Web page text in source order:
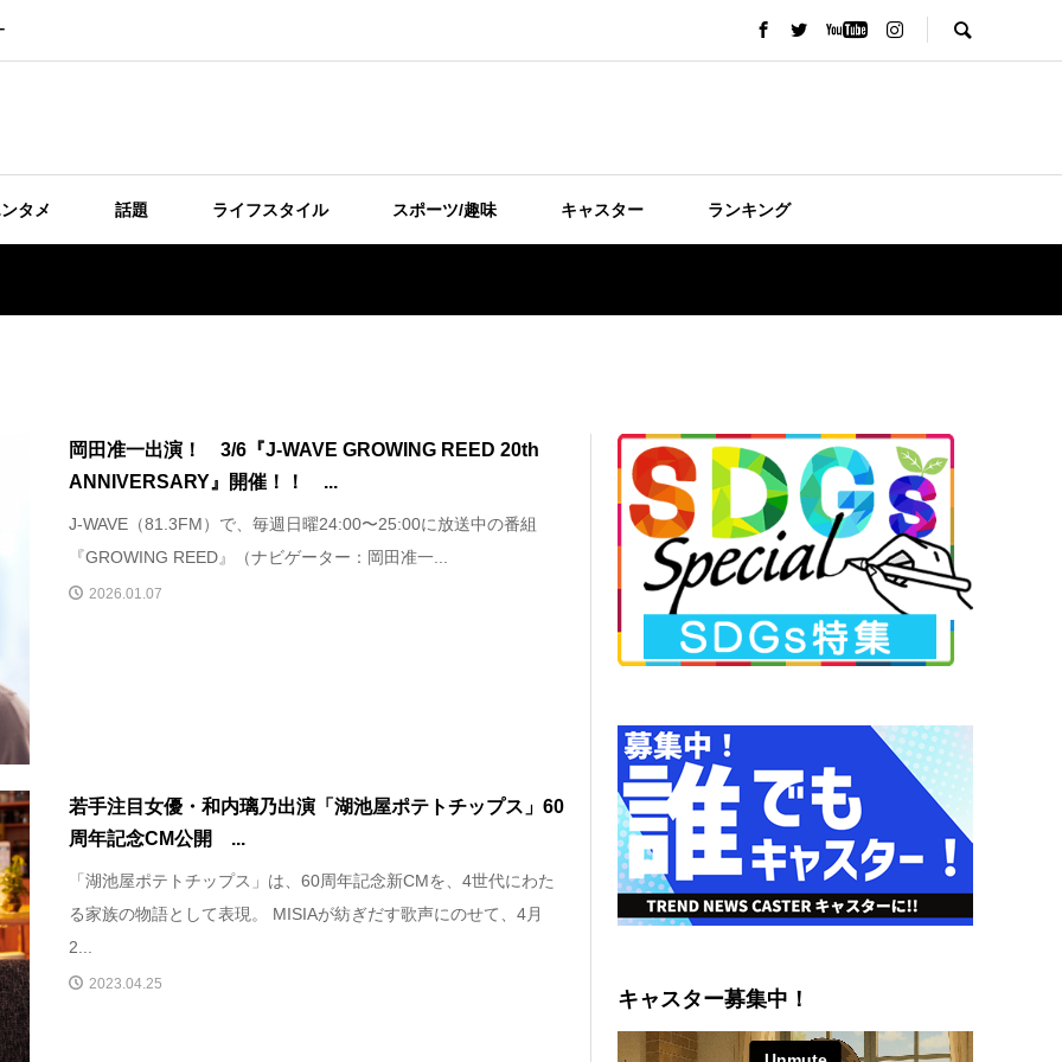
タメ 話題 ライフスタイル スポーツ/趣味 キャスター ランキング
岡田准一出演！ 3/6『J-WAVE GROWING REED 20th
ANNIVERSARY』開催！！ ...
J-WAVE（81.3FM）で、毎週日曜24:00〜25:00に放送中の番組
『GROWING REED』（ナビゲーター：岡田准一...
2026.01.07
若手注目女優・和内璃乃出演「湖池屋ポテトチップス」60
周年記念CM公開 ...
「湖池屋ポテトチップス」は、60周年記念新CMを、4世代にわた
る家族の物語として表現。 MISIAが紡ぎだす歌声にのせて、4月
2...
2023.04.25
キャスター募集中！